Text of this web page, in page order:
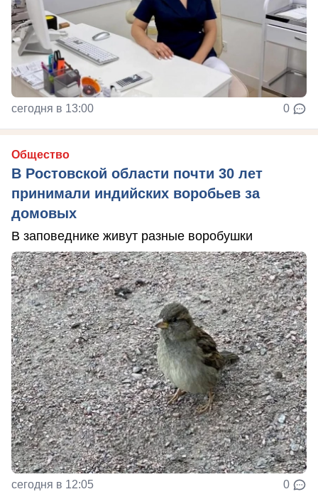
сегодня в 13:00 0
Общество
В Ростовской области почти 30 лет
принимали индийских воробьев за
домовых
В заповеднике живут разные воробушки
сегодня в 12:05 0